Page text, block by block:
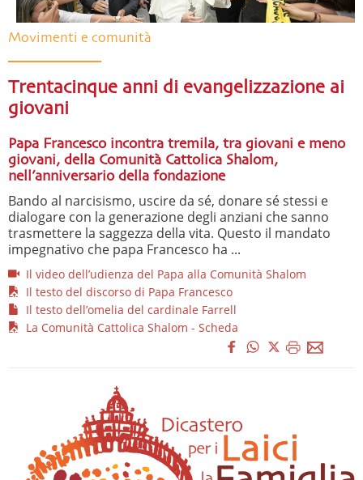
Movimenti e comunità
Trentacinque anni di evangelizzazione ai
giovani
Papa Francesco incontra tremila, tra giovani e meno
giovani, della Comunità Cattolica Shalom,
nell’anniversario della fondazione
Bando al narcisismo, uscire da sé, donare sé stessi e
dialogare con la generazione degli anziani che sanno
trasmettere la saggezza della vita. Questo il mandato
impegnativo che papa Francesco ha ...
Il video dell’udienza del Papa alla Comunità Shalom
Il testo del discorso di Papa Francesco
Il testo dell’omelia del cardinale Farrell
La Comunità Cattolica Shalom - Scheda